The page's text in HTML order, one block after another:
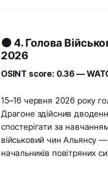
🟠 4. Голова
2026
OSINT score: 0.36 —
15–16 червня 2026 року
Драгоне здійснив
спостерігати за
військовий чин Альянсу —
начальників повітряних